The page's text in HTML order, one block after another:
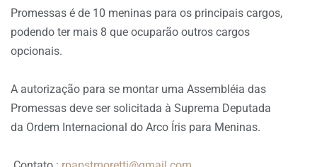
Promessas é de 10 meninas para os principais cargos,
podendo ter mais 8 que ocuparão outros cargos
opcionais.
A autorização para se montar uma Assembléia das
Promessas deve ser solicitada à Suprema Deputada
da Ordem Internacional do Arco Íris para Meninas.